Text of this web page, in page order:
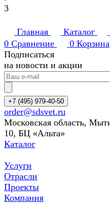
3
Главная Каталог
0 Сравнение 0 Корзина
Подписаться
на новости и акции
+7 (495) 979-40-50
order@sdsvet.ru
Московская область,
10, БЦ «Альта»
Каталог
Услуги
Отрасли
Проекты
Компания